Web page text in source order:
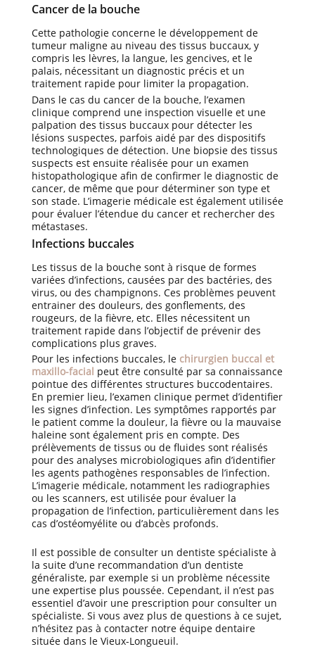
Cancer de la bouche
Cette pathologie concerne le développement de
tumeur maligne au niveau des tissus buccaux, y
compris les lèvres, la langue, les gencives, et le
palais, nécessitant un diagnostic précis et un
traitement rapide pour limiter la propagation.
Dans le cas du cancer de la bouche, l’examen
clinique comprend une inspection visuelle et une
palpation des tissus buccaux pour détecter les
lésions suspectes, parfois aidé par des dispositifs
technologiques de détection. Une biopsie des tissus
suspects est ensuite réalisée pour un examen
histopathologique afin de confirmer le diagnostic de
cancer, de même que pour déterminer son type et
son stade. L’imagerie médicale est également utilisée
pour évaluer l’étendue du cancer et rechercher des
métastases.
Infections buccales
Les tissus de la bouche sont à risque de formes
variées d’infections, causées par des bactéries, des
virus, ou des champignons. Ces problèmes peuvent
entrainer des douleurs, des gonflements, des
rougeurs, de la fièvre, etc. Elles nécessitent un
traitement rapide dans l’objectif de prévenir des
complications plus graves.
Pour les infections buccales, le chirurgien buccal et
maxillo-facial peut être consulté par sa connaissance
pointue des différentes structures buccodentaires.
En premier lieu, l’examen clinique permet d’identifier
les signes d’infection. Les symptômes rapportés par
le patient comme la douleur, la fièvre ou la mauvaise
haleine sont également pris en compte. Des
prélèvements de tissus ou de fluides sont réalisés
pour des analyses microbiologiques afin d’identifier
les agents pathogènes responsables de l’infection.
L’imagerie médicale, notamment les radiographies
ou les scanners, est utilisée pour évaluer la
propagation de l’infection, particulièrement dans les
cas d’ostéomyélite ou d’abcès profonds.
Il est possible de consulter un dentiste spécialiste à
la suite d’une recommandation d’un dentiste
généraliste, par exemple si un problème nécessite
une expertise plus poussée. Cependant, il n’est pas
essentiel d’avoir une prescription pour consulter un
spécialiste. Si vous avez plus de questions à ce sujet,
n’hésitez pas à contacter notre équipe dentaire
située dans le Vieux-Longueuil.